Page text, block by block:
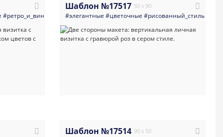
#ретро_и_винтаж #визитка#цветы#qr_код#многоцелевые #светлые
Шаблон №17517 50 x 90
#элегантные #цветочные #рисованный_стиль
Шаблон №17514 90 x 50